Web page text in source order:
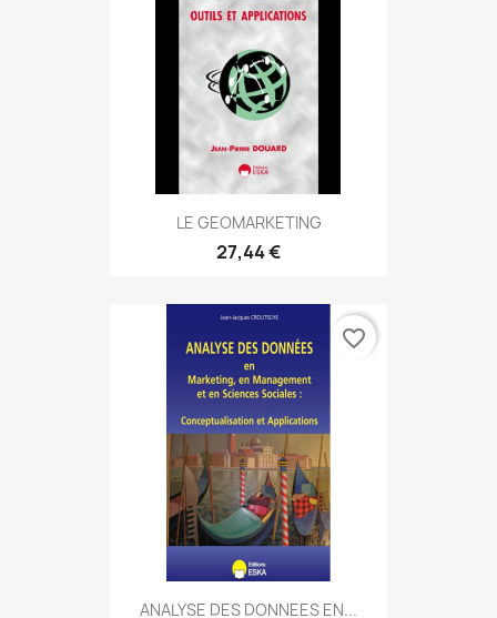
LE GEOMARKETING
27,44 €
ANALYSE DES DONNEES EN...
favorite_border